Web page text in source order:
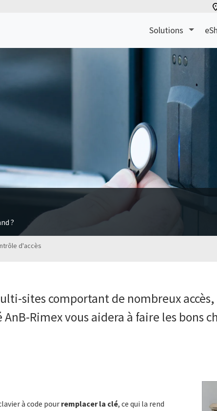
Solutions
?
d'accès
sites comportant de nombreux
Rimex vous aidera à faire les bons
à code pourremplacer la clé, ce qui la rend